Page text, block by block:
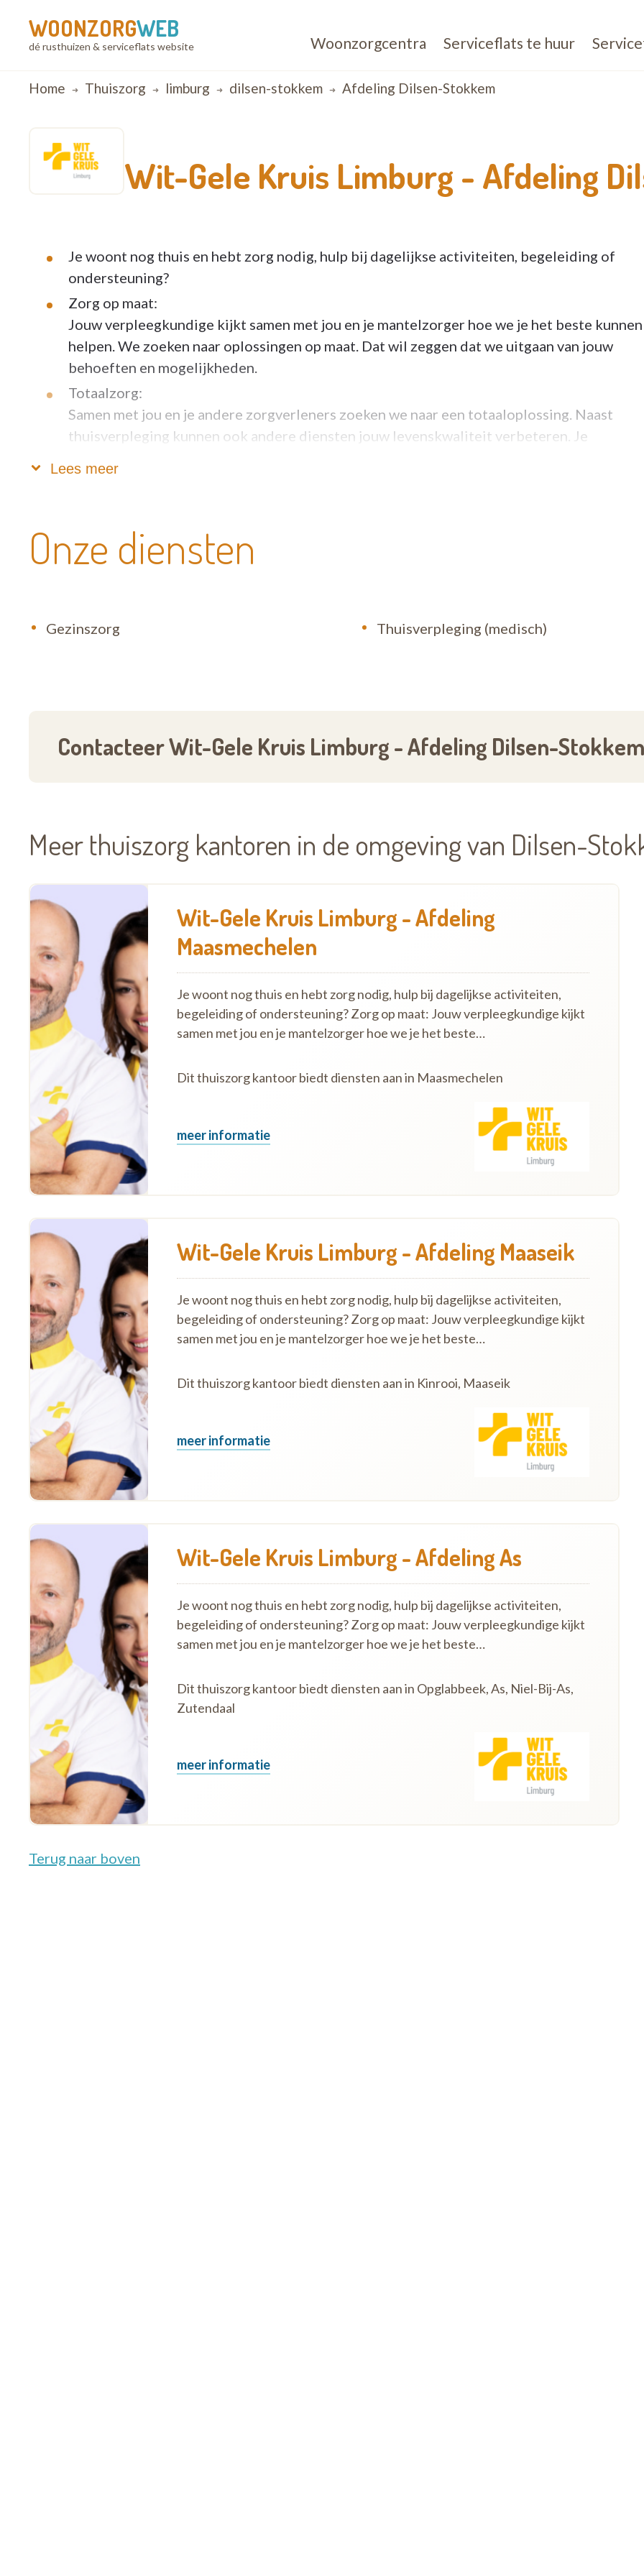
WOONZORGWEB
dé rusthuizen & serviceflats website Woonzorgcentra Serviceflats te huur
Breadcrumb
Home Thuiszorg limburg dilsen-stokkem Afdeling Dilsen-Stokkem
Wit-Gele Kruis Limburg - Afdeling
Je woont nog thuis en hebt zorg nodig, hulp bij dagelijkse activiteiten, begeleiding of
ondersteuning?
Zorg op maat:
Jouw verpleegkundige kijkt samen met jou en je mantelzorger hoe we je het beste kunnen
helpen. We zoeken naar oplossingen op maat. Dat wil zeggen dat we uitgaan van jouw
behoeften en mogelijkheden.
Totaalzorg:
Samen met jou en je andere zorgverleners zoeken we naar een totaaloplossing. Naast
thuisverpleging kunnen ook andere diensten jouw levenskwaliteit verbeteren. Je
Denk bijvoorbeeld aan gezinszorg, hulpmiddelen, personenalarmering, voetverzorging, of
Je zorgbehoefte gaat niet met vakantie of stopt niet na 17 uur. Je kan dag en nacht op ons
rekenen. We zijn de klok rond telefonisch bereikbaar. Ook op zon- en feestdagen.
Lees meer
Onze diensten
Gezinszorg Thuisverpleging (medisch)
Contacteer Wit-Gele Kruis Limburg - Afdeling Dilsen-Stokkem
Meer thuiszorg kantoren in de omgeving van Dilsen-
Wit-Gele Kruis Limburg - Afdeling
Maasmechelen
Je woont nog thuis en hebt zorg nodig, hulp bij dagelijkse activiteiten,
begeleiding of ondersteuning? Zorg op maat: Jouw verpleegkundige kijkt
samen met jou en je mantelzorger hoe we je het beste…
Dit thuiszorg kantoor biedt diensten aan in Maasmechelen
meer informatie
Wit-Gele Kruis Limburg - Afdeling Maaseik
Je woont nog thuis en hebt zorg nodig, hulp bij dagelijkse activiteiten,
begeleiding of ondersteuning? Zorg op maat: Jouw verpleegkundige kijkt
samen met jou en je mantelzorger hoe we je het beste…
Dit thuiszorg kantoor biedt diensten aan in Kinrooi, Maaseik
meer informatie
Wit-Gele Kruis Limburg - Afdeling As
Je woont nog thuis en hebt zorg nodig, hulp bij dagelijkse activiteiten,
begeleiding of ondersteuning? Zorg op maat: Jouw verpleegkundige kijkt
samen met jou en je mantelzorger hoe we je het beste…
Dit thuiszorg kantoor biedt diensten aan in Opglabbeek, As, Niel-Bij-As,
Zutendaal
meer informatie
Terug naar boven